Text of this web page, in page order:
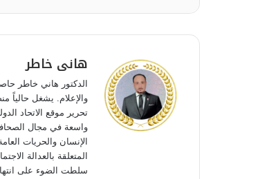
هانى خاطر
الدكتور هاني خاطر
والإعلام. يشغل حالياً
تحرير موقع الاتحاد
واسعة في مجال
الإنسان والحريات
المتعلقة بالعدالة
سلطت الضوء على